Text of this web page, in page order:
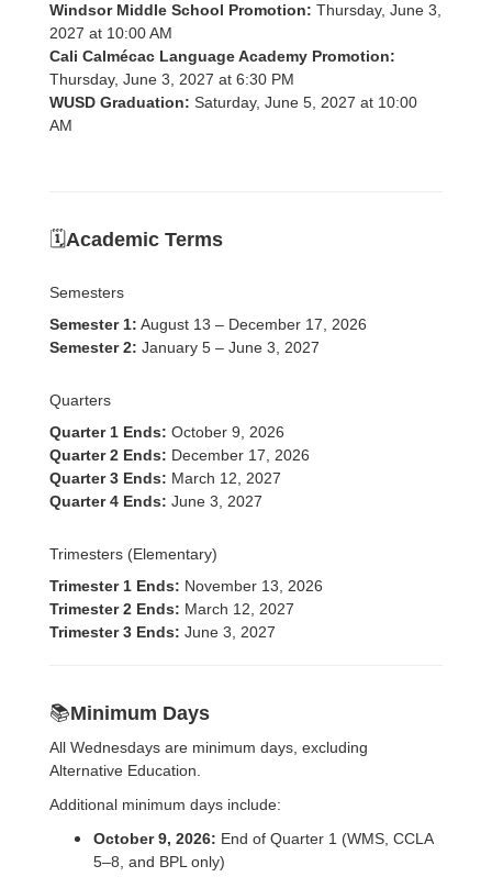
Windsor Middle School Promotion: Thursday, June 3,
2027 at 10:00 AM
Cali Calmécac Language Academy Promotion:
Thursday, June 3, 2027 at 6:30 PM
WUSD Graduation: Saturday, June 5, 2027 at 10:00
AM
🗓️Academic Terms
Semesters
Semester 1: August 13 – December 17, 2026
Semester 2: January 5 – June 3, 2027
Quarters
Quarter 1 Ends: October 9, 2026
Quarter 2 Ends: December 17, 2026
Quarter 3 Ends: March 12, 2027
Quarter 4 Ends: June 3, 2027
Trimesters (Elementary)
Trimester 1 Ends: November 13, 2026
Trimester 2 Ends: March 12, 2027
Trimester 3 Ends: June 3, 2027
📚Minimum Days
All Wednesdays are minimum days, excluding
Alternative Education.
Additional minimum days include:
October 9, 2026: End of Quarter 1 (WMS, CCLA
5–8, and BPL only)